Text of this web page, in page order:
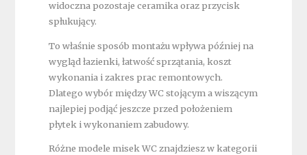
widoczna pozostaje ceramika oraz przycisk
spłukujący.
To właśnie sposób montażu wpływa później na
wygląd łazienki, łatwość sprzątania, koszt
wykonania i zakres prac remontowych.
Dlatego wybór między WC stojącym a wiszącym
najlepiej podjąć jeszcze przed położeniem
płytek i wykonaniem zabudowy.
Różne modele misek WC znajdziesz w kategorii